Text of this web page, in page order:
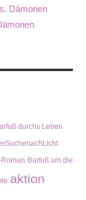
Dämonen
durchs Leben
Barfuß um die
aktion